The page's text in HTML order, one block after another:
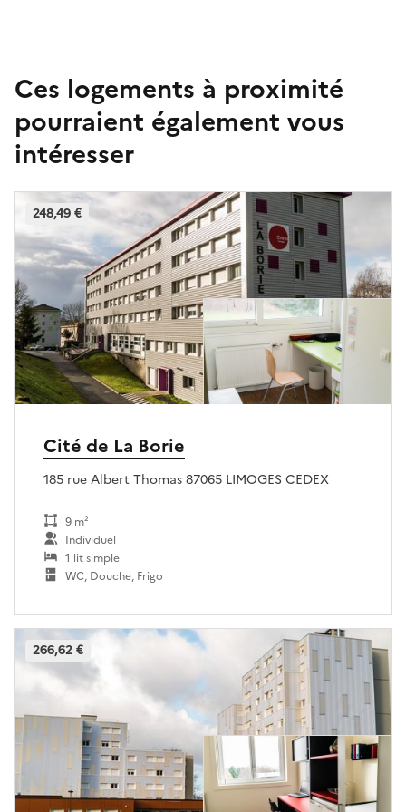
Ces logements à proximité
pourraient également vous
intéresser
248,49 €
Cité de La Borie
185 rue Albert Thomas 87065 LIMOGES CEDEX
9 m²
Individuel
1 lit simple
WC, Douche, Frigo
266,62 €